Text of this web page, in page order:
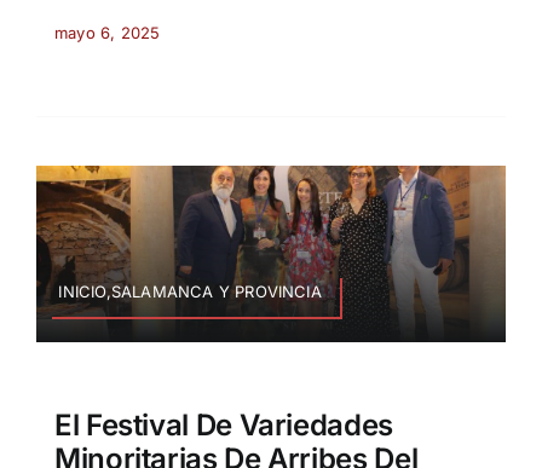
mayo 6, 2025
INICIO,SALAMANCA Y PROVINCIA
El Festival De Variedades
Minoritarias De Arribes Del